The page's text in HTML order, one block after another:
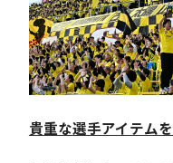
貴重な選手アイテム